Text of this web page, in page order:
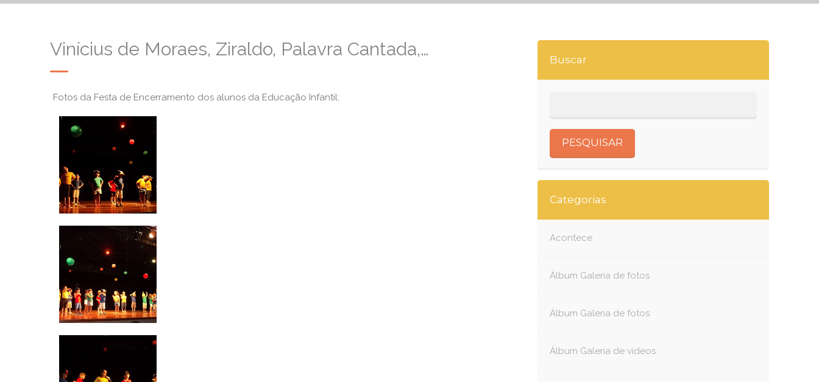
Vinícius de Moraes, Ziraldo, Palavra Cantada,…
Fotos da Festa de Encerramento dos alunos da Educação Infantil:
Buscar
Categorias
Acontece
Álbum Galeria de fotos
Álbum Galeria de fotos
Álbum Galeria de vídeos